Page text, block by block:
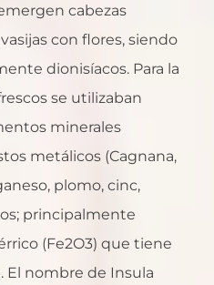
cabezas
con flores, siendo
dionisíacos. Para la
se utilizaban
minerales
metálicos (Cagnana,
plomo, cinc,
principalmente
(Fe2O3) que tiene
El nombre de Insula